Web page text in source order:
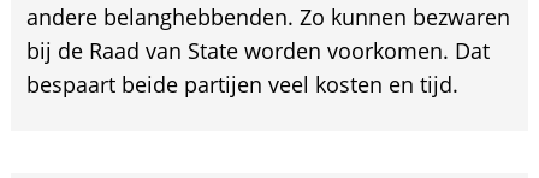
andere belanghebbenden. Zo kunnen bezwaren
bij de Raad van State worden voorkomen. Dat
bespaart beide partijen veel kosten en tijd.